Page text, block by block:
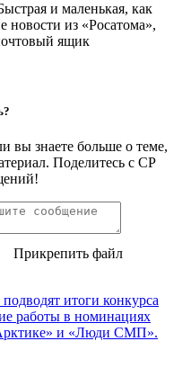
и маленькая, как
новости из «Росатома»,
ящик
вы знаете больше о теме,
Поделитесь с СР
Прикрепить файл
итоги конкурса
работы в номинациях
и «Люди СМП».